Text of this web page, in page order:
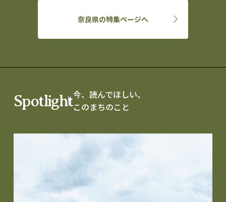
奈良県の特集ページへ
Spotlight今、読んでほしい、
このまちのこと